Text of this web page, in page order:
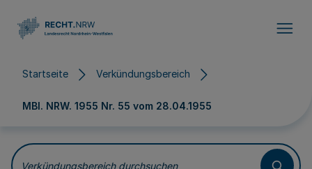
Startseite Verkündungsbereich
MBl. NRW. 1955 Nr. 55 vom 28.04.1955